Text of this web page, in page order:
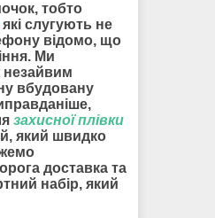
тобто
які слугують не
відомо, що
Ми
незайвим
вбудовану
захисної плівки
який швидко
доставка та
набір, який